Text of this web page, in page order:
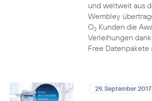
und weltweit aus
Wembley
O2Kunden die
Verleihungen
Free
29. September 2017